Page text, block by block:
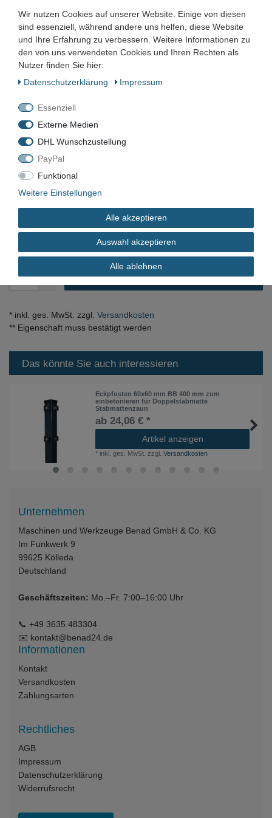
WZA-1455
80,00 EUR*
Inhalt1
sofort verfügbar
* inkl. ges. MwSt. zzgl. Versandkosten
** Eigenschaft muss bestätigt werden
Das könnte Sie auch interessieren
Eckpfosten 60x60 mm BB 400 mm zum
einbetonieren für Doppelstabmatte
Stabmattenzaun
ab 24,06 € *
Artikel anzeigen
* inkl. ges. MwSt. zzgl.Versandkosten
Unternehmen
Maschinen und Werkzeuge Benad GmbH & Co. KG
Im Funkwerk 9
99625 Kölleda
Deutschland
Geschäftszeiten: Mo.–Fr. 7:00–16:00 Uhr
📞 +49 3635 483304
✉️ kontakt@benad24.de
Informationen
Kontakt
Versandkosten
Zahlungsarten
Rechtliches
AGB
Impressum
Datenschutzerklärung
Widerrufsrecht
Wir nutzen Cookies auf unserer Website. Einige von diesen
sind essenziell, während andere uns helfen, diese Website
und Ihre Erfahrung zu verbessern. Weitere Informationen zu
den von uns verwendeten Cookies und Ihren Rechten als
Nutzer finden Sie hier:
Daten­schutz­erklärung
Impressum
Essenziell
Externe Medien
DHL Wunschzustellung
PayPal
Funktional
Weitere Einstellungen
Alle akzeptieren
Auswahl akzeptieren
Alle ablehnen